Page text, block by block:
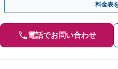
料金表
電話でお問い合わせ